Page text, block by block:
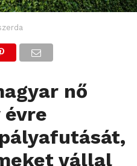
nő
évre
vállal